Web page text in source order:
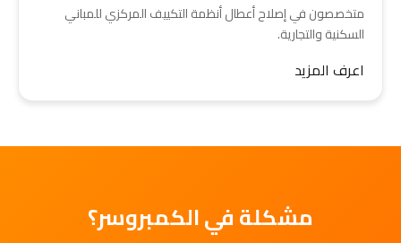
متخصصون في إصلاح أعطال أنظمة التكييف المركزي للمباني
السكنية والتجارية.
اعرف المزيد
مشكلة في الكمبروسر؟